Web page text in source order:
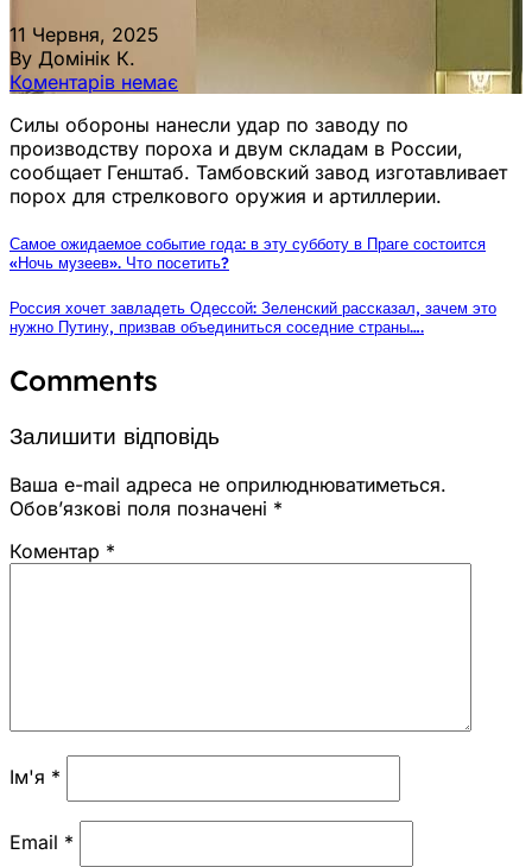
11 Червня, 2025
By Домінік К.
Коментарів немає
Силы обороны нанесли удар по заводу по
производству пороха и двум складам в России,
сообщает Генштаб. Тамбовский завод изготавливает
порох для стрелкового оружия и артиллерии.
Самое ожидаемое событие года: в эту субботу в Праге состоится
«Ночь музеев». Что посетить?
Россия хочет завладеть Одессой: Зеленский рассказал, зачем это
нужно Путину, призвав объединиться соседние страны….
Comments
Залишити відповідь
Ваша e-mail адреса не оприлюднюватиметься.
Обов’язкові поля позначені *
Коментар *
Ім'я *
Email *